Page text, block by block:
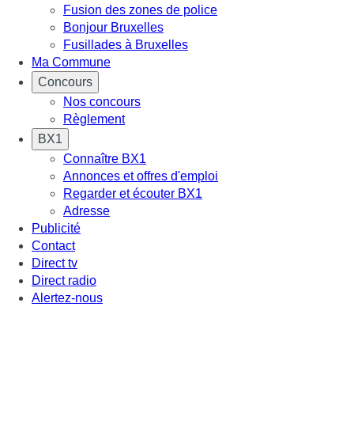
Fusion des zones de police
Bonjour Bruxelles
Fusillades à Bruxelles
Ma Commune
Concours
Nos concours
Règlement
BX1
Connaître BX1
Annonces et offres d'emploi
Regarder et écouter BX1
Adresse
Publicité
Contact
Direct tv
Direct radio
Alertez-nous